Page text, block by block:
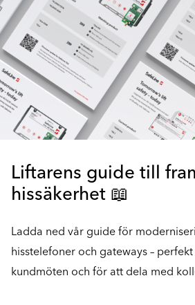
Liftarens guide till
hissäkerhet 📖
Ladda ned vår guide för
hisstelefoner och gateways –
kundmöten och för att dela med